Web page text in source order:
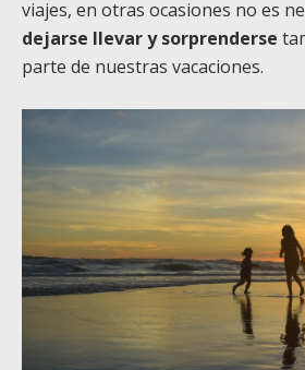
viajes, en otras ocasiones no es
dejarse llevar y sorprenderse
parte de nuestras vacaciones.